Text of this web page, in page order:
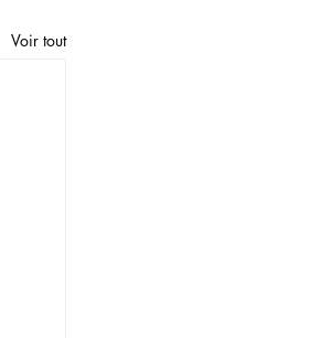
Voir tout